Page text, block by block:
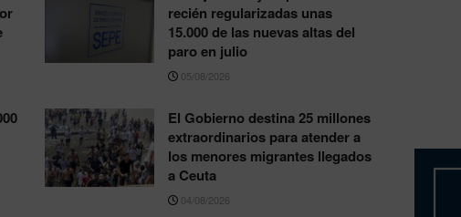
recién regularizadas unas
15.000 de las nuevas altas del
paro en julio
05/08/2026
El Gobierno destina 25 millones
extraordinarios para atender a
los menores migrantes llegados
a Ceuta
04/08/2026